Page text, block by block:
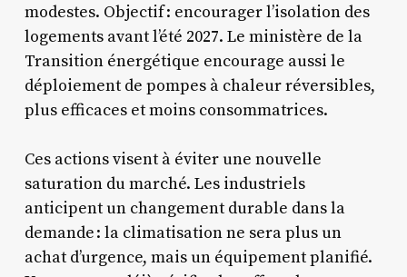
modestes. Objectif : encourager l’isolation des
logements avant l’été 2027. Le ministère de la
Transition énergétique encourage aussi le
déploiement de pompes à chaleur réversibles,
plus efficaces et moins consommatrices.
Ces actions visent à éviter une nouvelle
saturation du marché. Les industriels
anticipent un changement durable dans la
demande : la climatisation ne sera plus un
achat d’urgence, mais un équipement planifié.